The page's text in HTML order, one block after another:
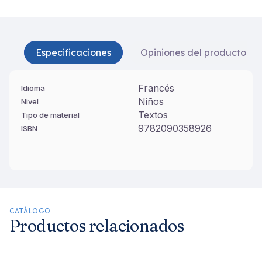
Especificaciones Opiniones del producto
Idioma Francés
Nivel Niños
Tipo de material Textos
ISBN 9782090358926
CATÁLOGO
Productos relacionados